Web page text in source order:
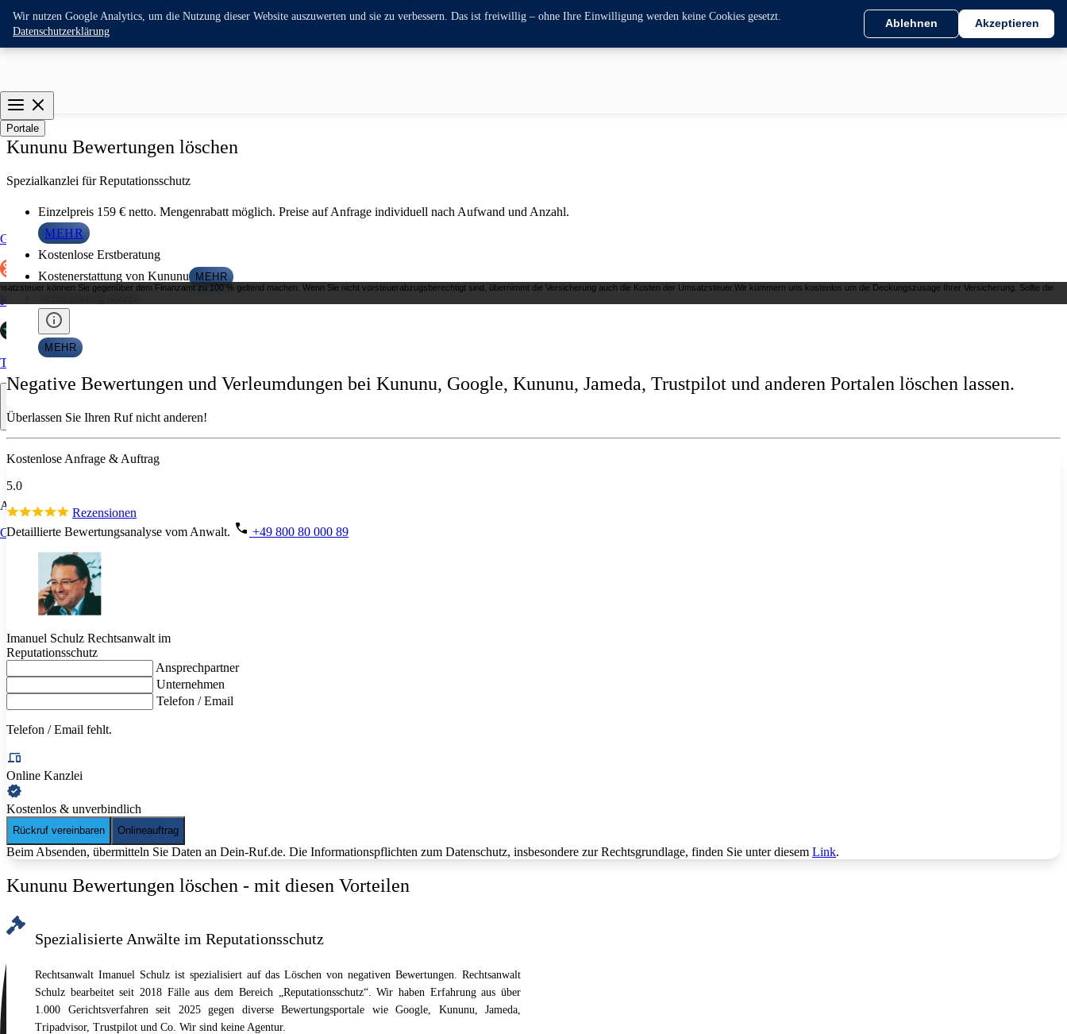
Wir nutzen Google Analytics, um die Nutzung dieser Website auszuwerten und sie zu verbessern. Das ist freiwillig – ohne Ihre Einwilligung werden keine Cookies gesetzt.
Datenschutzerklärung
Ablehnen Akzeptieren
Portale
Google
Trustpilot
Allgemein
Google
Kununu Bewertungen löschen
Spezialkanzlei für Reputationsschutz
Einzelpreis 159 € netto. Mengenrabatt möglich. Preise auf Anfrage individuell nach Aufwand und Anzahl.
MEHR
Kostenlose Erstberatung
Kostenerstattung von Kununu
MEHR
können Sie gegenüber dem Finanzamt zu 100 % geltend machen. Wenn Sie nicht vorsteuerabzugsberechtigt sind, übernimmt die Versicherung auch die Kosten der Umsatzsteuer.Wir kümmern uns kostenlos um die Deckungszusage Ihrer Versicherung. Sollte die
MEHR
Negative Bewertungen und Verleumdungen bei Kununu, Google, Kununu, Jameda, Trustpilot und anderen Portalen löschen lassen.
Überlassen Sie Ihren Ruf nicht anderen!
Kostenlose Anfrage & Auftrag
5.0
Rezensionen
Detaillierte Bewertungsanalyse vom Anwalt.
+49 800 80 000 89
Imanuel Schulz Rechtsanwalt im
Reputationsschutz
Ansprechpartner
Unternehmen
Telefon / Email
Telefon / Email fehlt.
Online Kanzlei
Kostenlos & unverbindlich
Rückruf vereinbaren Onlineauftrag
Beim Absenden, übermitteln Sie Daten an Dein-Ruf.de. Die Informationspflichten zum Datenschutz, insbesondere zur Rechtsgrundlage, finden Sie unter diesem Link.
Kununu Bewertungen löschen - mit diesen Vorteilen
Spezialisierte Anwälte im Reputationsschutz
Rechtsanwalt Imanuel Schulz ist spezialisiert auf das Löschen von negativen Bewertungen. Rechtsanwalt
Schulz bearbeitet seit 2018 Fälle aus dem Bereich „Reputationsschutz“. Wir haben Erfahrung aus über
1.000 Gerichtsverfahren seit 2025 gegen diverse Bewertungsportale wie Google, Kununu, Jameda,
Tripadvisor, Trustpilot und Co. Wir sind keine Agentur.